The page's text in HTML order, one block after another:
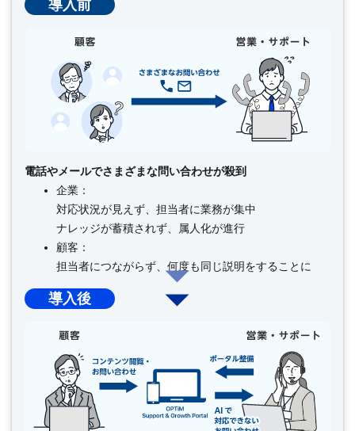
導入前
電話やメールでさまざまな問い合わせが殺到
企業：
対応状況が見えず、担当者に業務が集中
ナレッジが蓄積されず、属人化が進行
顧客：
担当者につながらず、何度も同じ説明をすることに
導入後